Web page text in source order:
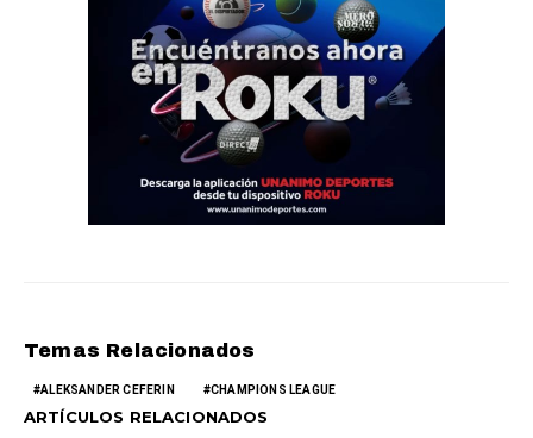
Temas Relacionados
ALEKSANDER CEFERIN CHAMPIONS LEAGUE
ARTÍCULOS RELACIONADOS